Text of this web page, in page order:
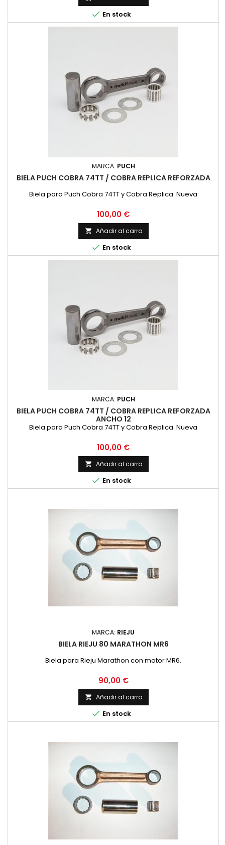
 En stock
MARCA: PUCH
BIELA PUCH COBRA 74TT / COBRA REPLICA REFORZADA
Biela para Puch Cobra 74TT y Cobra Replica. Nueva
Precio
100,00 €
 Añadir al carro
 En stock
MARCA: PUCH
BIELA PUCH COBRA 74TT / COBRA REPLICA REFORZADA
ANCHO 12
Biela para Puch Cobra 74TT y Cobra Replica. Nueva
Precio
100,00 €
 Añadir al carro
 En stock
MARCA: RIEJU
BIELA RIEJU 80 MARATHON MR6
Biela para Rieju Marathon con motor MR6.
Precio
90,00 €
 Añadir al carro
 En stock